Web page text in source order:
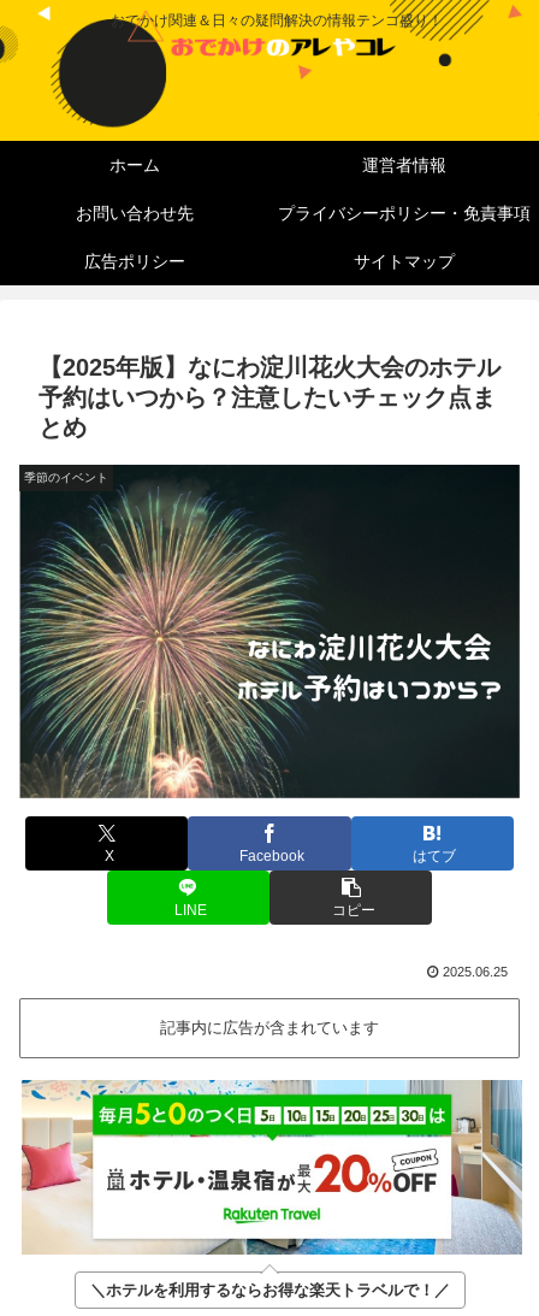
おでかけ関連＆日々の疑問解決の情報テンコ盛り！
ホーム 運営者情報
お問い合わせ先 プライバシーポリシー・免責事項
広告ポリシー サイトマップ
【2025年版】なにわ淀川花火大会のホテル
予約はいつから？注意したいチェック点ま
とめ
季節のイベント
X Facebook はてブ
LINE コピー
2025.06.25
記事内に広告が含まれています
＼ホテルを利用するならお得な楽天トラベルで！／